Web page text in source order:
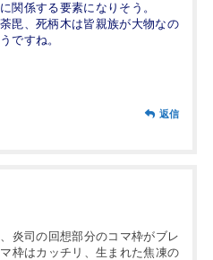
関係する要素になりそう。
毘、死柄木は皆親族が大物なの
ですね。
返信
炎司の回想部分のコマ枠がブレ
枠はカッチリ、生まれた焦凍の